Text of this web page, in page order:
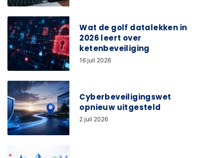
Wat de golf datalekken in
2026 leert over
ketenbeveiliging
16 juli 2026
Cyberbeveiligingswet
opnieuw uitgesteld
2 juli 2026